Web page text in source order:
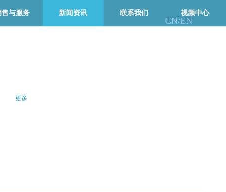
CN/EN
售与服务 新闻资讯 联系我们 视频中心
更多